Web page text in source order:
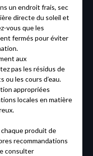
un endroit frais, sec
directe du soleil et
vous que les
fermés pour éviter
aux
pas les résidus de
ou les cours d’eau.
appropriées
locales en matière
produit de
recommandations
consulter